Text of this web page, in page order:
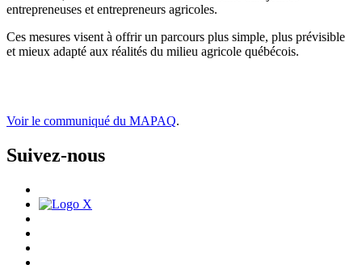
entrepreneuses et entrepreneurs agricoles.
Ces mesures visent à offrir un parcours plus simple, plus prévisible
et mieux adapté aux réalités du milieu agricole québécois.
Voir le communiqué du MAPAQ.
Suivez-nous